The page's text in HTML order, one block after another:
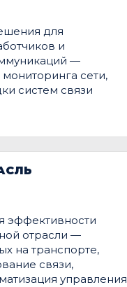
для
и
—
сети,
систем связи
эффективности
отрасли —
на транспорте,
связи,
управления